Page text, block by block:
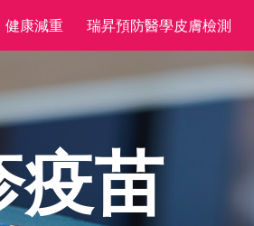
Skip to navigation
健康減重 瑞昇預防醫學皮膚檢測
疫苗